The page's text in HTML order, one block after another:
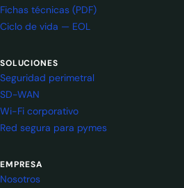
Fichas técnicas (PDF)
Ciclo de vida — EOL
SOLUCIONES
Seguridad perimetral
SD-WAN
Wi-Fi corporativo
Red segura para pymes
EMPRESA
Nosotros